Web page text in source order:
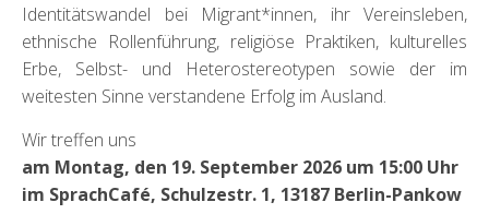
Identitätswandel bei Migrant*innen, ihr Vereinsleben,
ethnische Rollenführung, religiöse Praktiken, kulturelles
Erbe, Selbst- und Heterostereotypen sowie der im
weitesten Sinne verstandene Erfolg im Ausland.
Wir treffen uns
am Montag, den 19. September 2026 um 15:00 Uhr
im SprachCafé, Schulzestr. 1, 13187 Berlin-Pankow